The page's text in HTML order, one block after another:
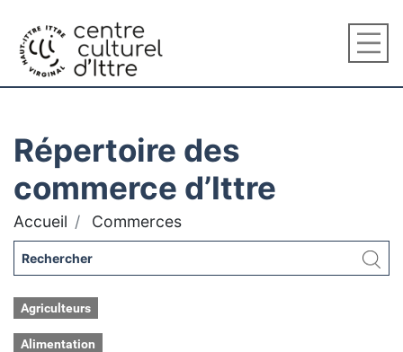
Répertoire des
commerce d’Ittre
Accueil Commerces
Agriculteurs
Alimentation